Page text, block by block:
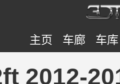
主页 车廊 车库
2012-